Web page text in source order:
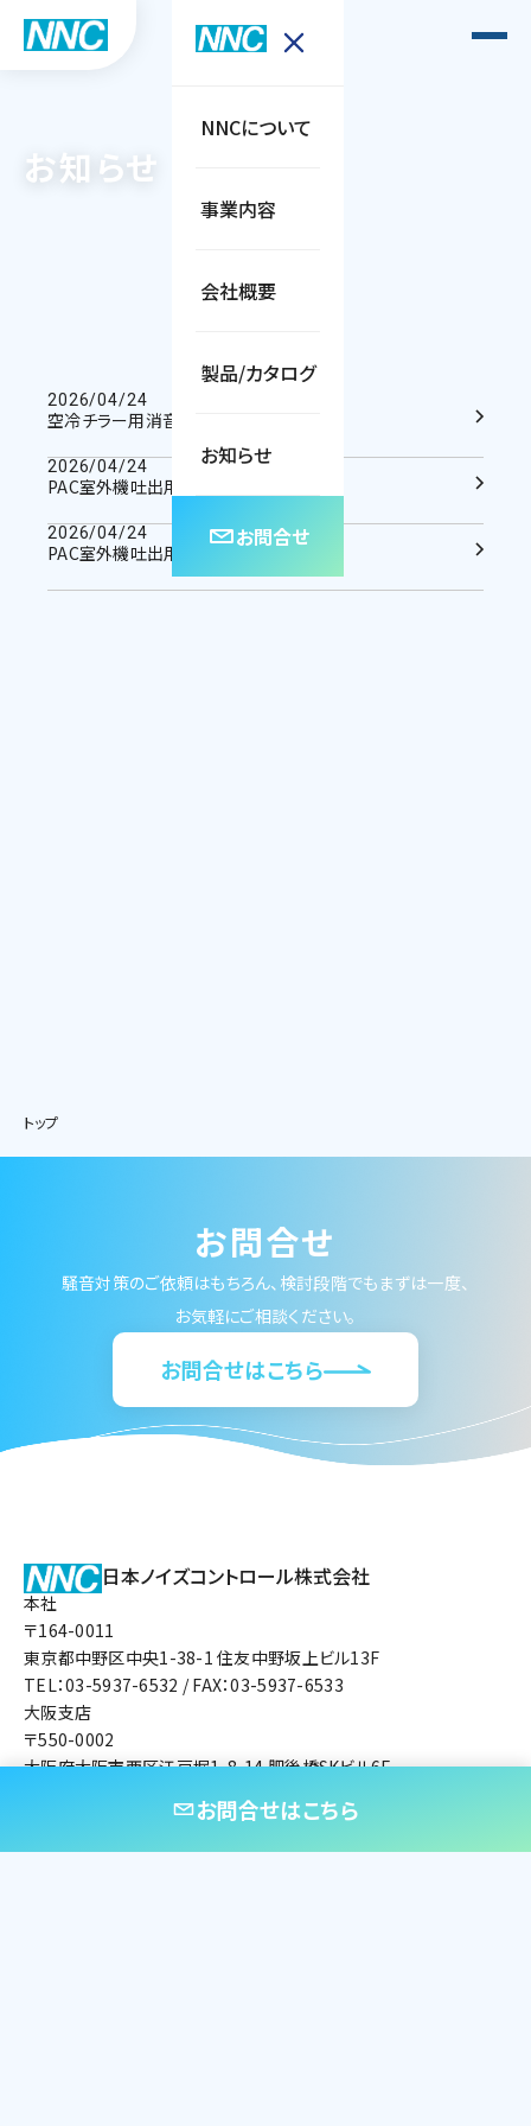
NNCについて
事業内容
会社概要
製品/カタログ
お知らせ
お問合せ
お知らせ
2026/04/24
空冷チラー用消音装置
2026/04/24
PAC室外機吐出用消音装置「しずか」E型
2026/04/24
PAC室外機吐出用消音装置「しずか」S型
トップ
お問合せ
騒音対策のご依頼はもちろん、検討段階でもまずは一度、
お気軽にご相談ください。
お問合せはこちら
お問合せはこちら
日本ノイズコントロール株式会社
本社
〒164-0011
東京都中野区中央1-38-1 住友中野坂上ビル13F
TEL：03-5937-6532 / FAX：03-5937-6533
大阪支店
〒550-0002
大阪府大阪市西区江戸堀1-8-14 肥後橋SKビル6F
事業内容